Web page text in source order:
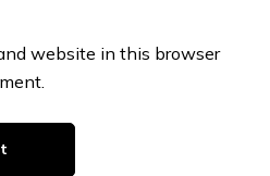
website in this browser